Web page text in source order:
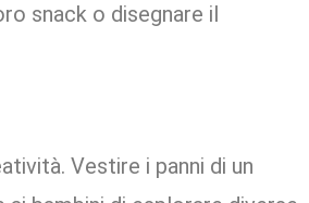
snack o disegnare il
Vestire i panni di un